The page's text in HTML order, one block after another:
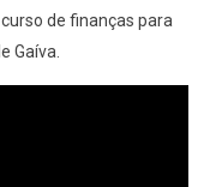
de finanças para
Gaíva.